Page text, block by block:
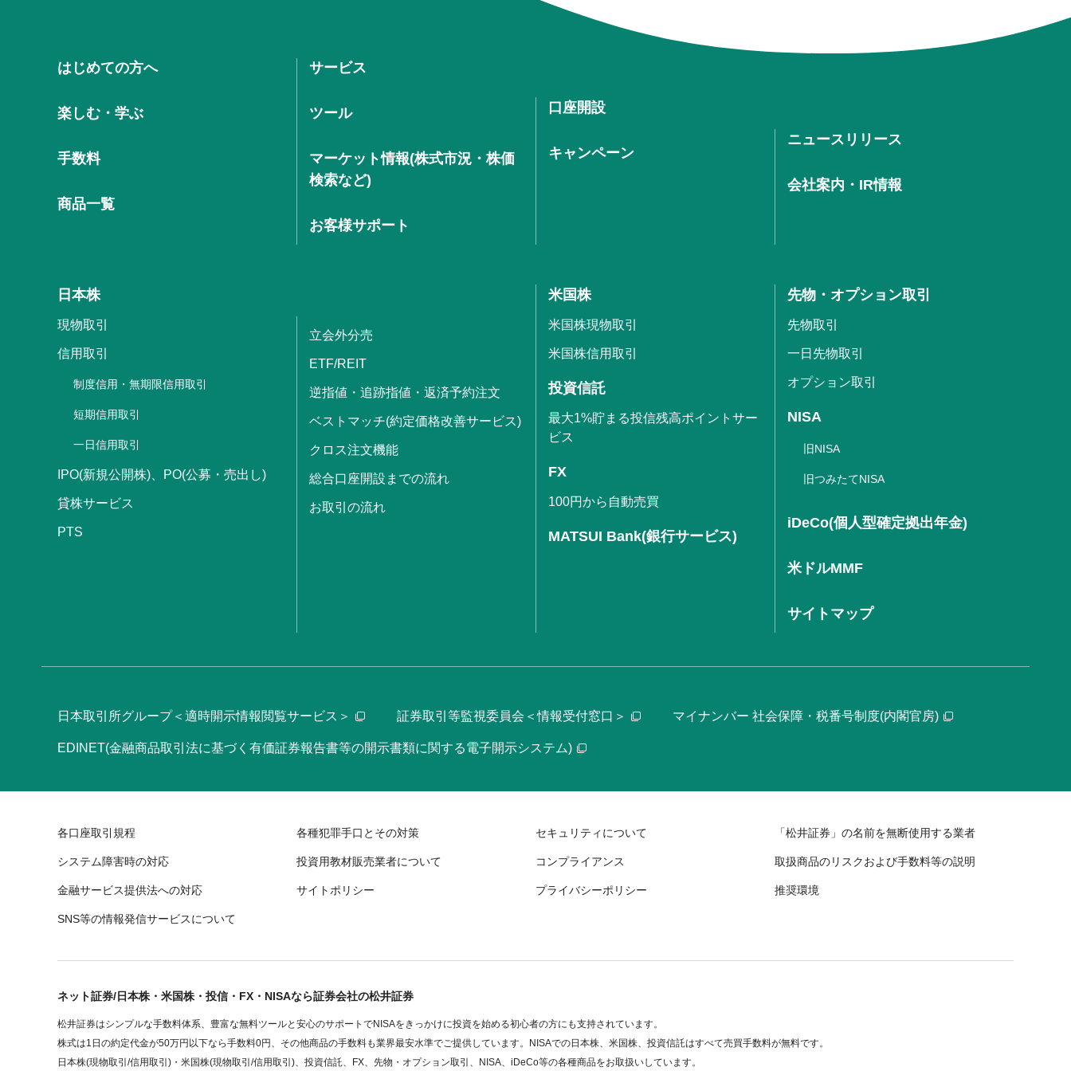
はじめての方へ
楽しむ・学ぶ
手数料
商品一覧
サービス
ツール
マーケット情報(株式市況・株価
検索など)
お客様サポート
口座開設
キャンペーン
ニュースリリース
会社案内・IR情報
日本株
現物取引
信用取引
制度信用・無期限信用取引
短期信用取引
一日信用取引
IPO(新規公開株)、PO(公募・売出し)
貸株サービス
PTS
立会外分売
ETF/REIT
逆指値・追跡指値・返済予約注文
ベストマッチ(約定価格改善サービス)
クロス注文機能
総合口座開設までの流れ
お取引の流れ
米国株
米国株現物取引
米国株信用取引
投資信託
最大1%貯まる投信残高ポイントサー
ビス
FX
100円から自動売買
MATSUI Bank(銀行サービス)
先物・オプション取引
先物取引
一日先物取引
オプション取引
NISA
旧NISA
旧つみたてNISA
iDeCo(個人型確定拠出年金)
米ドルMMF
サイトマップ
日本取引所グループ＜適時開示情報閲覧サービス＞ 証券取引等監視委員会＜情報受付窓口＞ マイナンバー 社会保障・税番号制度(内閣官房)
EDINET(金融商品取引法に基づく有価証券報告書等の開示書類に関する電子開示システム)
各口座取引規程 各種犯罪手口とその対策 セキュリティについて 「松井証券」の名前を無断使用する業者
システム障害時の対応 投資用教材販売業者について コンプライアンス 取扱商品のリスクおよび手数料等の説明
金融サービス提供法への対応 サイトポリシー プライバシーポリシー 推奨環境
SNS等の情報発信サービスについて
ネット証券/日本株・米国株・投信・FX・NISAなら証券会社の松井証券
松井証券はシンプルな手数料体系、豊富な無料ツールと安心のサポートでNISAをきっかけに投資を始める初心者の方にも支持されています。
株式は1日の約定代金が50万円以下なら手数料0円、その他商品の手数料も業界最安水準でご提供しています。NISAでの日本株、米国株、投資信託はすべて売買手数料が無料です。
日本株(現物取引/信用取引)・米国株(現物取引/信用取引)、投資信託、FX、先物・オプション取引、NISA、iDeCo等の各種商品をお取扱いしています。